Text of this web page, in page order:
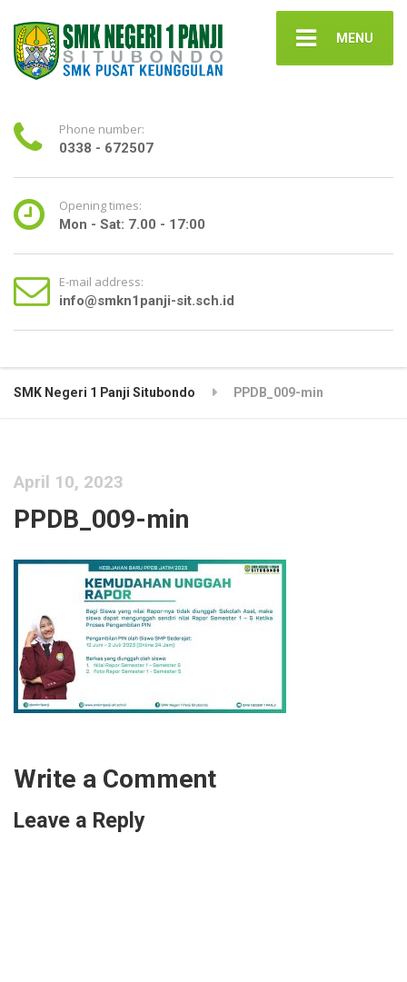
MENU
Phone number:
0338 - 672507
Opening times:
Mon - Sat: 7.00 - 17:00
E-mail address:
info@smkn1panji-sit.sch.id
SMK Negeri 1 Panji Situbondo PPDB_009-min
April 10, 2023
PPDB_009-min
Write a Comment
Leave a Reply